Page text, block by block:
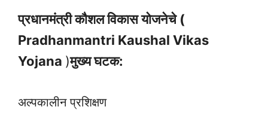
प्रधानमंत्री कौशल विकास योजनेचे (
Pradhanmantri Kaushal Vikas
Yojana )मुख्य घटक:
अल्पकालीन प्रशिक्षण